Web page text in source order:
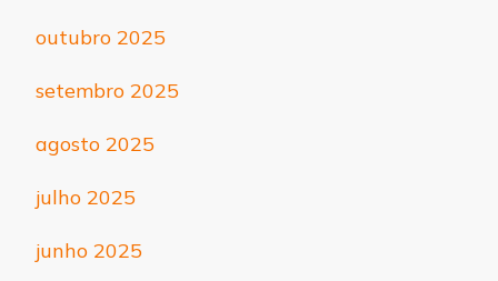
outubro 2025
setembro 2025
agosto 2025
julho 2025
junho 2025